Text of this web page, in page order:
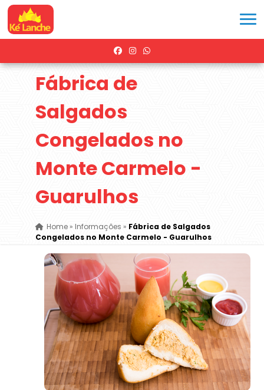
Fábrica de
Salgados
Congelados no
Monte Carmelo -
Guarulhos
Home» Informações » Fábrica de Salgados
Congelados no Monte Carmelo - Guarulhos